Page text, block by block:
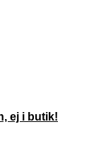
ej i butik!